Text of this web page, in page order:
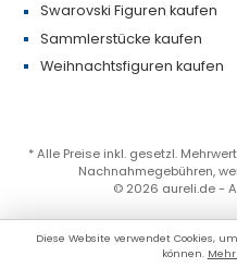
Swarovski Figuren kaufen
Sammlerstücke kaufen
Weihnachtsfiguren kaufen
* Alle Preise inkl. gesetzl.
Nachnahmegebühren,
© 2026 aureli.de -
Diese Website verwendet Cookies,
können.